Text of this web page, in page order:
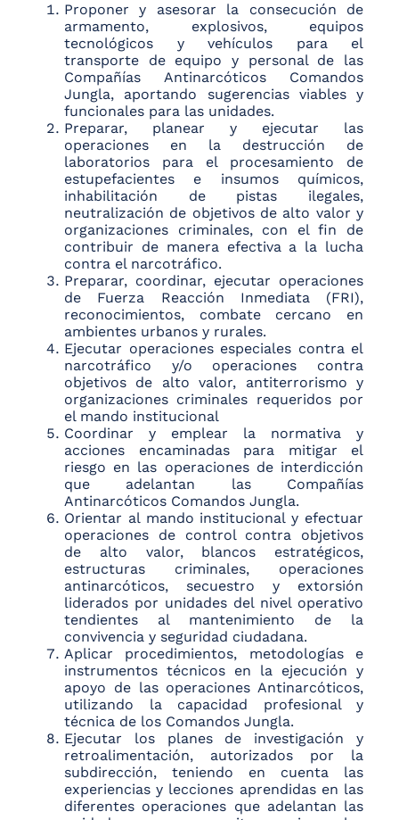
Proponer y asesorar la consecución de
armamento, explosivos, equipos
tecnológicos y vehículos para el
transporte de equipo y personal de las
Compañías Antinarcóticos Comandos
Jungla, aportando sugerencias viables y
funcionales para las unidades.
Preparar, planear y ejecutar las
operaciones en la destrucción de
laboratorios para el procesamiento de
estupefacientes e insumos químicos,
inhabilitación de pistas ilegales,
neutralización de objetivos de alto valor y
organizaciones criminales, con el fin de
contribuir de manera efectiva a la lucha
contra el narcotráfico.
Preparar, coordinar, ejecutar operaciones
de Fuerza Reacción Inmediata (FRI),
reconocimientos, combate cercano en
ambientes urbanos y rurales.
Ejecutar operaciones especiales contra el
narcotráfico y/o operaciones contra
objetivos de alto valor, antiterrorismo y
organizaciones criminales requeridos por
el mando institucional
Coordinar y emplear la normativa y
acciones encaminadas para mitigar el
riesgo en las operaciones de interdicción
que adelantan las Compañías
Antinarcóticos Comandos Jungla.
Orientar al mando institucional y efectuar
operaciones de control contra objetivos
de alto valor, blancos estratégicos,
estructuras criminales, operaciones
antinarcóticos, secuestro y extorsión
liderados por unidades del nivel operativo
tendientes al mantenimiento de la
convivencia y seguridad ciudadana.
Aplicar procedimientos, metodologías e
instrumentos técnicos en la ejecución y
apoyo de las operaciones Antinarcóticos,
utilizando la capacidad profesional y
técnica de los Comandos Jungla.
Ejecutar los planes de investigación y
retroalimentación, autorizados por la
subdirección, teniendo en cuenta las
experiencias y lecciones aprendidas en las
diferentes operaciones que adelantan las